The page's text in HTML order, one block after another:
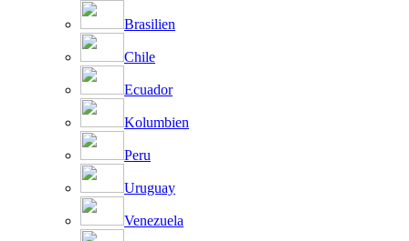
Brasilien
Chile
Ecuador
Kolumbien
Peru
Uruguay
Venezuela